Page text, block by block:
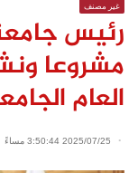
غير مصنف
مشروعا
العام الجامعى
2025/07/25 3:50:44 مساءً